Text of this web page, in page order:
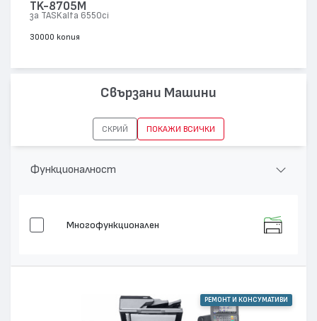
TK-8705M
за TASKalfa 6550ci
30000 копия
Свързани Машини
СКРИЙ ПОКАЖИ ВСИЧКИ
Функционалност
Многофункционален
РЕМОНТ И КОНСУМАТИВИ